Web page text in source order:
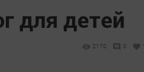
для детей
2170 0